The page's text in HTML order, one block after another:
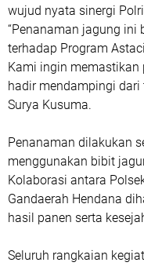
wujud nyata sinergi
“Penanaman jagung ini
terhadap Program
Kami ingin memastikan
hadir mendampingi dari
Surya Kusuma.
Penanaman dilakukan
menggunakan bibit
Kolaborasi antara
Gandaerah Hendana
hasil panen serta
Seluruh rangkaian